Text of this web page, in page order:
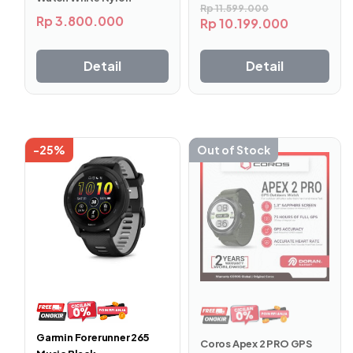
lagi dengan ketebalan hanya 11.7mm menjadikan
Digunakan di luar ruangan atau bahkan terkena air
sekalipun, tak masalah! Berkat dukunganwater
keringat, berenang di kolam dalam skala ringan, atau
digunakan saat mandi.
Layar Cerah dan Mudah Dioperasikan
Rp3.800.000
Detail
Rp11.599.000
Rp10.199.000
Detail
-25%
Garmin Forerunner 265
Out of Stock
Coros Apex 2 PRO GPS